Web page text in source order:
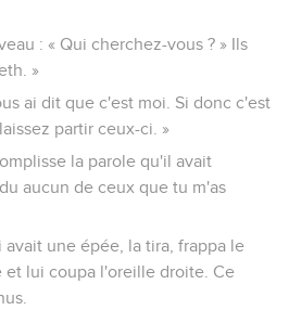
: « Qui cherchez-vous ? » Ils
»
ai dit que c'est moi. Si donc c'est
partir ceux-ci. »
la parole qu'il avait
aucun de ceux que tu m'as
avait une épée, la tira, frappa le
et lui coupa l'oreille droite. Ce